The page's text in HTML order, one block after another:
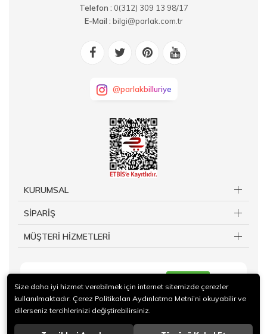
Telefon : 0(312) 309 13 98/17
E-Mail : bilgi@parlak.com.tr
@parlakbilluriye
KURUMSAL
SİPARİŞ
MÜŞTERİ HİZMETLERİ
Size daha iyi hizmet verebilmek için internet sitemizde çerezler
kullanılmaktadır. Çerez Politikaları Aydınlatma Metni’ni okuyabilir ve
dilerseniz tercihlerinizi değiştirebilirsiniz.